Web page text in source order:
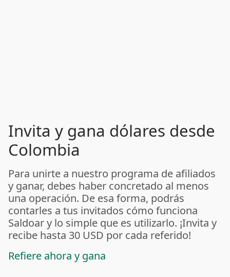
Invita y gana dólares desde
Colombia
Para unirte a nuestro programa de afiliados
y ganar, debes haber concretado al menos
una operación. De esa forma, podrás
contarles a tus invitados cómo funciona
Saldoar y lo simple que es utilizarlo. ¡Invita y
recibe hasta 30 USD por cada referido!
Refiere ahora y gana